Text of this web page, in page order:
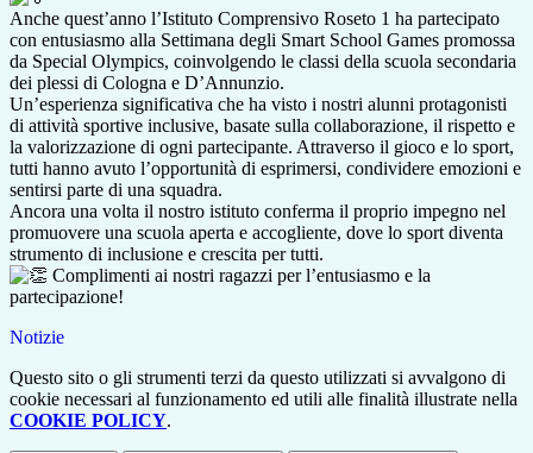
Anche quest’anno l’Istituto Comprensivo Roseto 1 ha partecipato
con entusiasmo alla Settimana degli Smart School Games promossa
da Special Olympics, coinvolgendo le classi della scuola secondaria
dei plessi di Cologna e D’Annunzio.
Un’esperienza significativa che ha visto i nostri alunni protagonisti
di attività sportive inclusive, basate sulla collaborazione, il rispetto e
la valorizzazione di ogni partecipante. Attraverso il gioco e lo sport,
tutti hanno avuto l’opportunità di esprimersi, condividere emozioni e
sentirsi parte di una squadra.
Ancora una volta il nostro istituto conferma il proprio impegno nel
promuovere una scuola aperta e accogliente, dove lo sport diventa
strumento di inclusione e crescita per tutti.
Complimenti ai nostri ragazzi per l’entusiasmo e la
partecipazione!
Notizie
Questo sito o gli strumenti terzi da questo utilizzati si avvalgono di
cookie necessari al funzionamento ed utili alle finalità illustrate nella
COOKIE POLICY.